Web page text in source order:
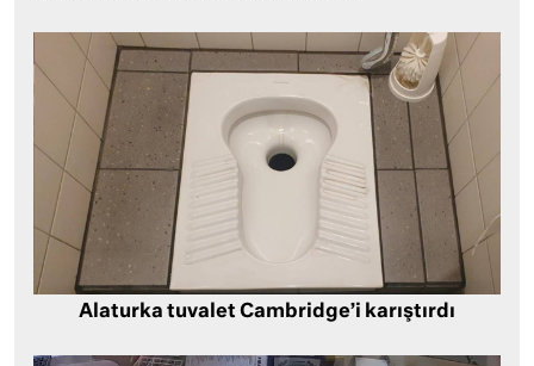
Alaturka tuvalet Cambridge’i karıştırdı